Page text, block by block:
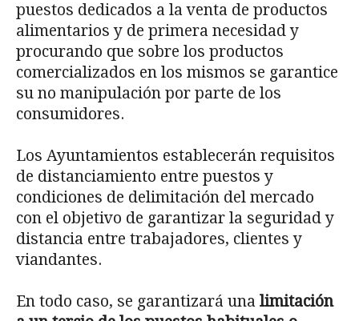
puestos dedicados a la venta de productos
alimentarios y de primera necesidad y
procurando que sobre los productos
comercializados en los mismos se garantice
su no manipulación por parte de los
consumidores.
Los Ayuntamientos establecerán requisitos
de distanciamiento entre puestos y
condiciones de delimitación del mercado
con el objetivo de garantizar la seguridad y
distancia entre trabajadores, clientes y
viandantes.
En todo caso, se garantizará una limitación